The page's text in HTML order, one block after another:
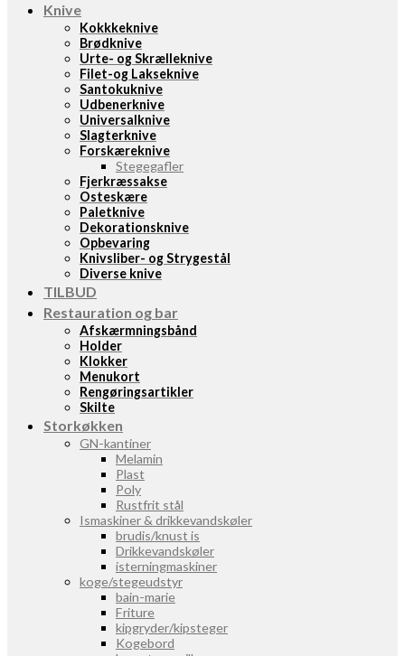
Knive
Kokkkeknive
Brødknive
Urte- og Skrælleknive
Filet-og Lakseknive
Santokuknive
Udbenerknive
Universalknive
Slagterknive
Forskæreknive
Stegegafler
Fjerkræssakse
Osteskære
Paletknive
Dekorationsknive
Opbevaring
Knivsliber- og Strygestål
Diverse knive
TILBUD
Restauration og bar
Afskærmningsbånd
Holder
Klokker
Menukort
Rengøringsartikler
Skilte
Storkøkken
GN-kantiner
Melamin
Plast
Poly
Rustfrit stål
Ismaskiner & drikkevandskøler
brudis/knust is
Drikkevandskøler
isterningmaskiner
koge/stegeudstyr
bain-marie
Friture
kipgryder/kipsteger
Kogebord